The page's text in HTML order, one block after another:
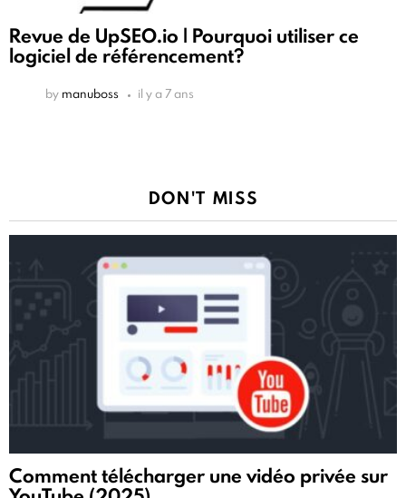
Revue de UpSEO.io | Pourquoi utiliser ce
logiciel de référencement?
by manuboss il y a 7 ans
DON'T MISS
Comment télécharger une vidéo privée sur